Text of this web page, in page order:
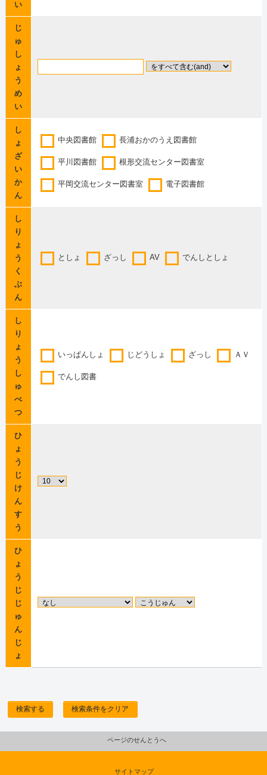
い
じ
ゅ
し
ょ
う
め
い
し
ょ
ざ
い
か
ん
中央図書館 長浦おかのうえ図書館
平川図書館 根形交流センター図書室
平岡交流センター図書室 電子図書館
し
り
ょ
う
く
ぶ
ん
としょ ざっし AV でんしとしょ
し
り
ょ
う
し
ゅ
べ
つ
いっぱんしょ じどうしょ ざっし ＡＶ
でんし図書
ひ
ょ
う
じ
け
ん
す
う
ひ
ょ
う
じ
じ
ゅ
ん
じ
ょ
検索する 検索条件をクリア
ページのせんとうへ
サイトマップ